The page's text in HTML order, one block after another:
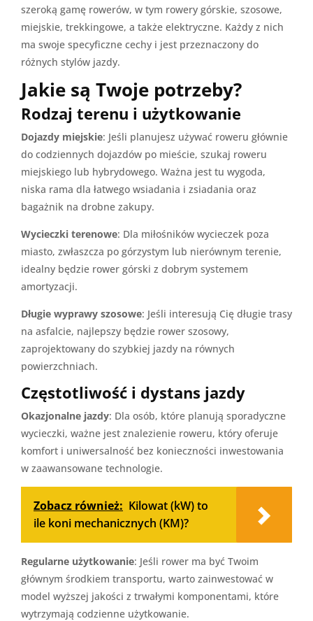
szeroką gamę rowerów, w tym rowery górskie, szosowe,
miejskie, trekkingowe, a także elektryczne. Każdy z nich
ma swoje specyficzne cechy i jest przeznaczony do
różnych stylów jazdy.
Jakie są Twoje potrzeby?
Rodzaj terenu i użytkowanie
Dojazdy miejskie: Jeśli planujesz używać roweru głównie
do codziennych dojazdów po mieście, szukaj roweru
miejskiego lub hybrydowego. Ważna jest tu wygoda,
niska rama dla łatwego wsiadania i zsiadania oraz
bagażnik na drobne zakupy.
Wycieczki terenowe: Dla miłośników wycieczek poza
miasto, zwłaszcza po górzystym lub nierównym terenie,
idealny będzie rower górski z dobrym systemem
amortyzacji.
Długie wyprawy szosowe: Jeśli interesują Cię długie trasy
na asfalcie, najlepszy będzie rower szosowy,
zaprojektowany do szybkiej jazdy na równych
powierzchniach.
Częstotliwość i dystans jazdy
Okazjonalne jazdy: Dla osób, które planują sporadyczne
wycieczki, ważne jest znalezienie roweru, który oferuje
komfort i uniwersalność bez konieczności inwestowania
w zaawansowane technologie.
Zobacz również: Kilowat (kW) to
ile koni mechanicznych (KM)?
Regularne użytkowanie: Jeśli rower ma być Twoim
głównym środkiem transportu, warto zainwestować w
model wyższej jakości z trwałymi komponentami, które
wytrzymają codzienne użytkowanie.